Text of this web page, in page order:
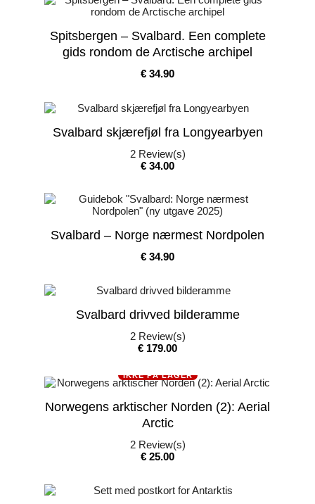
Spitsbergen – Svalbard. Een complete
gids rondom de Arctische archipel
Pris
€ 34.90
Svalbard skjærefjøl fra Longyearbyen
2Review(s)
Pris
€ 34.00
Svalbard – Norge nærmest Nordpolen
Pris
€ 34.90
Svalbard drivved bilderamme
2Review(s)
Pris
€ 179.00
IKKE PÅ LAGER
Norwegens arktischer Norden (2): Aerial
Arctic
2Review(s)
Pris
€ 25.00